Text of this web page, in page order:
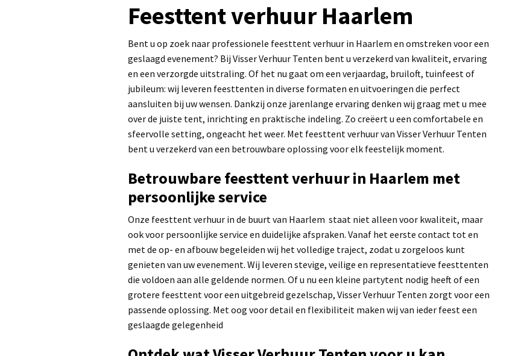
Feesttent verhuur Haarlem
Bent u op zoek naar professionele feesttent verhuur in Haarlem en omstreken voor een
geslaagd evenement? Bij Visser Verhuur Tenten bent u verzekerd van kwaliteit, ervaring
en een verzorgde uitstraling. Of het nu gaat om een verjaardag, bruiloft, tuinfeest of
jubileum: wij leveren feesttenten in diverse formaten en uitvoeringen die perfect
aansluiten bij uw wensen. Dankzij onze jarenlange ervaring denken wij graag met u mee
over de juiste tent, inrichting en praktische indeling. Zo creëert u een comfortabele en
sfeervolle setting, ongeacht het weer. Met feesttent verhuur van Visser Verhuur Tenten
bent u verzekerd van een betrouwbare oplossing voor elk feestelijk moment.
Betrouwbare feesttent verhuur in Haarlem met
persoonlijke service
Onze feesttent verhuur in de buurt van Haarlem staat niet alleen voor kwaliteit, maar
ook voor persoonlijke service en duidelijke afspraken. Vanaf het eerste contact tot en
met de op- en afbouw begeleiden wij het volledige traject, zodat u zorgeloos kunt
genieten van uw evenement. Wij leveren stevige, veilige en representatieve feesttenten
die voldoen aan alle geldende normen. Of u nu een kleine partytent nodig heeft of een
grotere feesttent voor een uitgebreid gezelschap, Visser Verhuur Tenten zorgt voor een
passende oplossing. Met oog voor detail en flexibiliteit maken wij van ieder feest een
geslaagde gelegenheid